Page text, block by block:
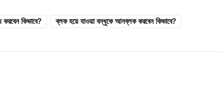
করবেন কিভাবে? ব্লক হয়ে যাওয়া বন্ধুকে আনব্লক করবেন কিভাবে?